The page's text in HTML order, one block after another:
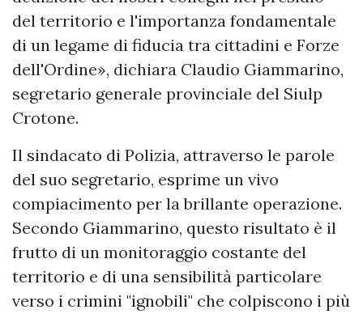
del territorio e l'importanza fondamentale
di un legame di fiducia tra cittadini e Forze
dell'Ordine», dichiara Claudio Giammarino,
segretario generale provinciale del Siulp
Crotone.
Il sindacato di Polizia, attraverso le parole
del suo segretario, esprime un vivo
compiacimento per la brillante operazione.
Secondo Giammarino, questo risultato è il
frutto di un monitoraggio costante del
territorio e di una sensibilità particolare
verso i crimini "ignobili" che colpiscono i più